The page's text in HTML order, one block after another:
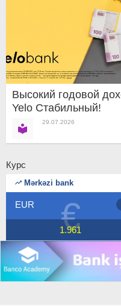
Высокий годовой
Yelo Стабильный!
29.07.2026
Курс
Mərkəzi bank
₽
RUB
2.1031